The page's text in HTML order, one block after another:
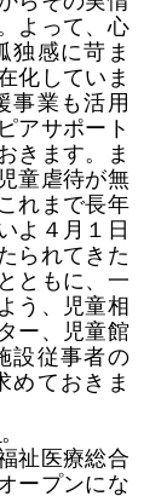
よって、心
独感に苛ま
化していま
事業も活用
ピアサポート
きます。ま
児童虐待が無
これまで長年
よ ４ 月 １ 日
られてきた
ともに、 一
う、
児童相
ー、児童館
設従事者の
めておきま
。
祉医療総合
ープンにな